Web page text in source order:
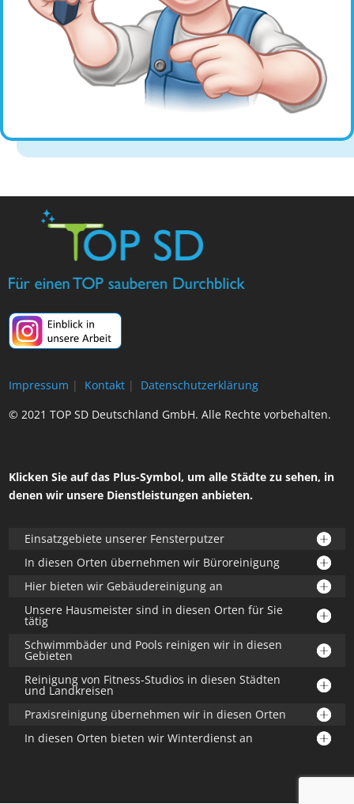
Impressum | Kontakt |
Datenschutzerklärung
© 2021 TOP SD Deutschland GmbH. Alle Rechte vorbehalten.
Klicken Sie auf das Plus-Symbol, um alle Städte zu sehen, in
denen wir unsere Dienstleistungen anbieten.
Einsatzgebiete unserer Fensterputzer
In diesen Orten übernehmen wir Büroreinigung
Hier bieten wir Gebäudereinigung an
Unsere Hausmeister sind in diesen Orten für Sie
tätig
Schwimmbäder und Pools reinigen wir in diesen
Gebieten
Reinigung von Fitness-Studios in diesen Städten
und Landkreisen
Praxisreinigung übernehmen wir in diesen Orten
In diesen Orten bieten wir Winterdienst an